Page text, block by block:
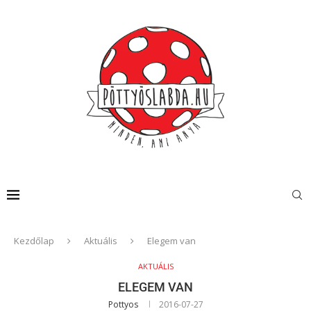
Kezdőlap Aktuális Elegem van
AKTUÁLIS
ELEGEM VAN
Pottyos 2016-07-27